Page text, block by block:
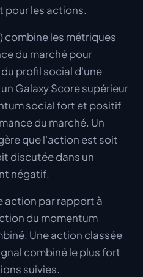
les actions.
combine les métriques
du marché pour
profil social d'une
Galaxy Score supérieur
social fort et positif
du marché. Un
que l'action est soit
discutée dans un
négatif.
action par rapport à
du momentum
Une action classée
combiné le plus fort
suivies.